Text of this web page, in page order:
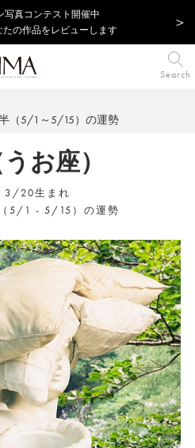
写真コンテスト開催中
の作品をレビューします
Search
（5/1～5/15）の運勢
お座）
3/20生まれ
5/1 - 5/15）の運勢